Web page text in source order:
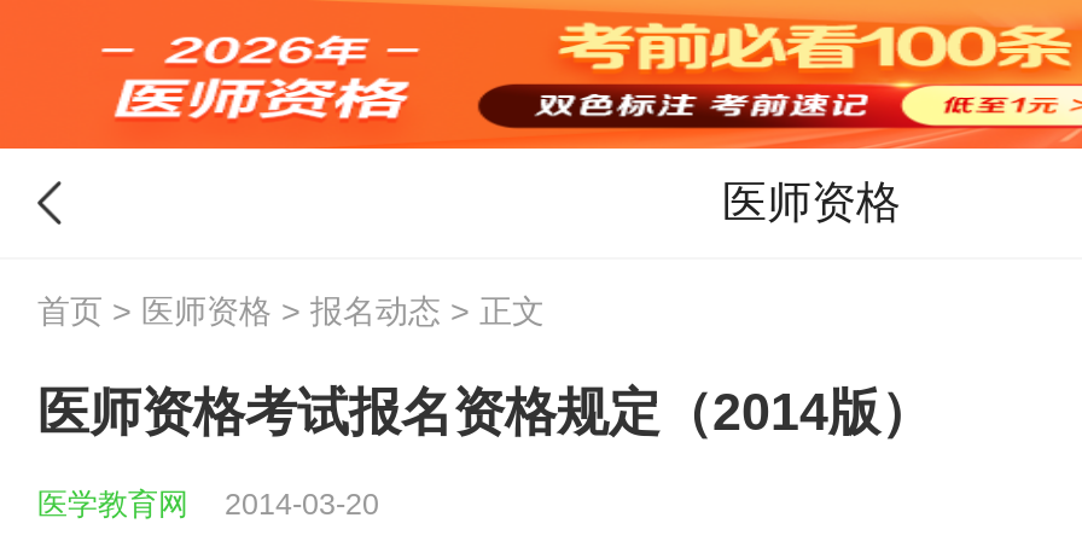
医师资格
首页 > 医师资格 > 报名动态 > 正文
医师资格考试报名资格规定（2014版）
医学教育网 2014-03-20